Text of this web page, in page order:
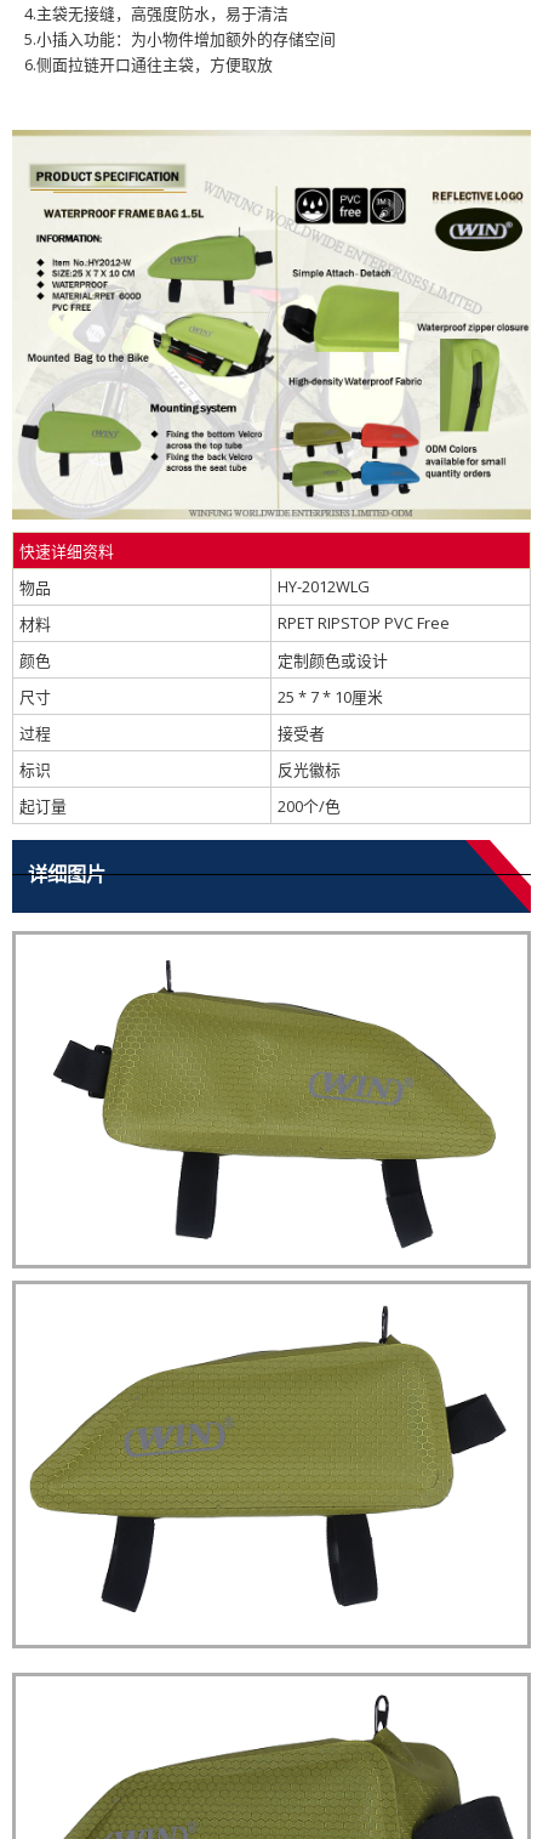
4.主袋无接缝，高强度防水，易于清洁
5.小插入功能：为小物件增加额外的存储空间
6.侧面拉链开口通往主袋，方便取放
快速详细资料
物品
HY-2012WLG
材料
RPET RIPSTOP PVC Free
颜色
定制颜色或设计
尺寸
25 * 7 * 10厘米
过程
接受者
标识
反光徽标
起订量
200个/色
详细图片